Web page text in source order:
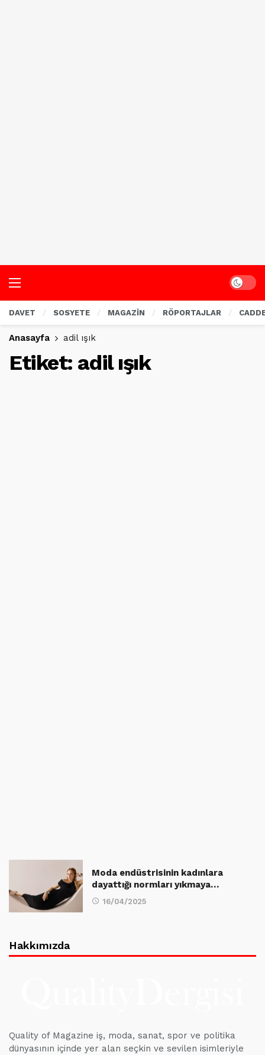
Dark
DAVET SOSYETE MAGAZİN RÖPORTAJLAR
Anasayfa adil ışık
Etiket: adil ışık
Moda endüstrisinin kadınlara
dayattığı normları yıkmaya…
16/04/2025
Hakkımızda
Quality of Magazine iş, moda, sanat, spor ve politika
dünyasının içinde yer alan seçkin ve sevilen isimleriyle